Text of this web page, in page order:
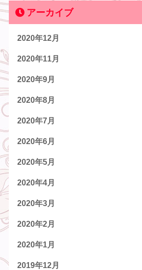
アーカイブ
2020年12月
2020年11月
2020年9月
2020年8月
2020年7月
2020年6月
2020年5月
2020年4月
2020年3月
2020年2月
2020年1月
2019年12月